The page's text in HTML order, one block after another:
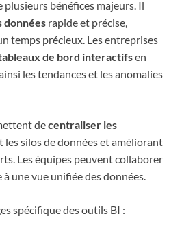
bénéfices majeurs. Il
données rapide et précise,
temps précieux. Les entreprises
de bord interactifsen
les tendances et les anomalies
decentraliser les
les silos de données et améliorant
Les équipes peuvent collaborer
une vue unifiée des données.
spécifique des outils BI :